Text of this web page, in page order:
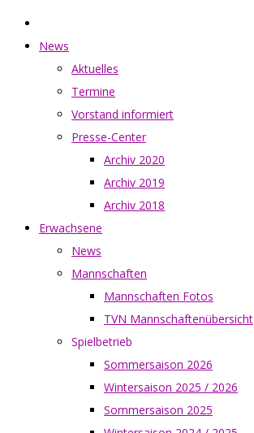
News
Aktuelles
Termine
Vorstand informiert
Presse-Center
Archiv 2020
Archiv 2019
Archiv 2018
Erwachsene
News
Mannschaften
Mannschaften Fotos
TVN Mannschaftenübersicht
Spielbetrieb
Sommersaison 2026
Wintersaison 2025 / 2026
Sommersaison 2025